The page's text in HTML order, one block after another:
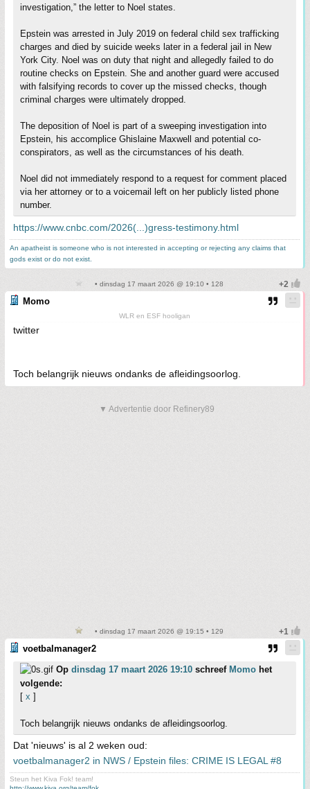
investigation,” the letter to Noel states.
Epstein was arrested in July 2019 on federal child sex trafficking
charges and died by suicide weeks later in a federal jail in New
York City. Noel was on duty that night and allegedly failed to do
routine checks on Epstein. She and another guard were accused
with falsifying records to cover up the missed checks, though
criminal charges were ultimately dropped.
The deposition of Noel is part of a sweeping investigation into
Epstein, his accomplice Ghislaine Maxwell and potential co-
conspirators, as well as the circumstances of his death.
Noel did not immediately respond to a request for comment placed
via her attorney or to a voicemail left on her publicly listed phone
number.
https://www.cnbc.com/2026(...)gress-testimony.html
An apatheist is someone who is not interested in accepting or rejecting any claims that
gods exist or do not exist.
• dinsdag 17 maart 2026 @ 19:10 • 128
Momo
WLR en ESF hooligan
twitter
Toch belangrijk nieuws ondanks de afleidingsoorlog.
▼ Advertentie door Refinery89
• dinsdag 17 maart 2026 @ 19:15 • 129
voetbalmanager2
Op dinsdag 17 maart 2026 19:10 schreef Momo het
volgende:
[ x ]
Toch belangrijk nieuws ondanks de afleidingsoorlog.
Dat 'nieuws' is al 2 weken oud:
voetbalmanager2 in NWS / Epstein files: CRIME IS LEGAL #8
Steun het Kiva Fok! team!